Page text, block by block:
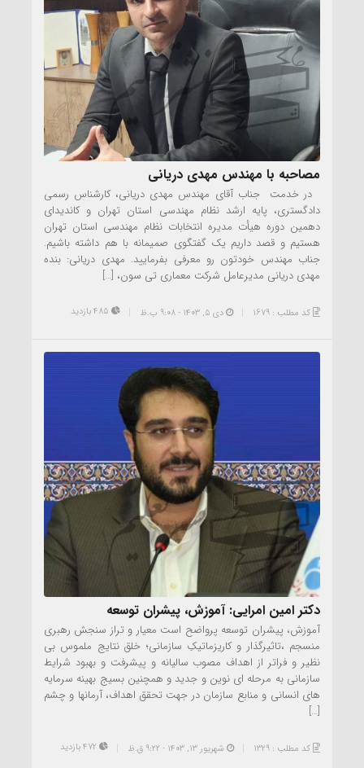
مصاحبه با مهندس مهدی دریانی
در خدمت جناب آقای مهندس مهدی دریانی، کارشناس رسمی
دادگستری، پایه ارشد نظام مهندسی استان تهران و کاندیدای
دهمین دوره هیأت مدیره انتخابات نظام مهندسی استان تهران
هستیم و قصد داریم یک گفتگوی صمیمانه با هم داشته باشیم.
جناب مهندس خودتون رو معرفی بفرمایید. مهدی دریانی: بنده
مهدی دریانی مدیرعامل شرکت معماری تی سون، […]
کد مطلب : 1679 دی ۵, ۱۴۰۳ - 9:08 ب.ظ
دکتر امین امرایی: آموزش، پیشران توسعه
آموزش، پیشران توسعه پرواضح است معیار و تراز سنجش رهبری
منسجم ،تاثیرگذار و کاریزماتیکِ سازمانی؛ خلق نتایج ملموس بی
نظیر و فراتر از اهداف مصوب سالیانه و پیشرفت و بهبود شرایط
سازمانی به مرحله ای نوین و جدید و همچنین بسیج بهینه سرمایه
های انسانی و منابع سازمان در جهت تحقق اهداف، آرمانها و چشم
[…]
کد مطلب : 1329 شهریور ۱۳, ۱۴۰۳ - 9:22 ق.ظ